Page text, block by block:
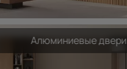
Алюминиевые двери